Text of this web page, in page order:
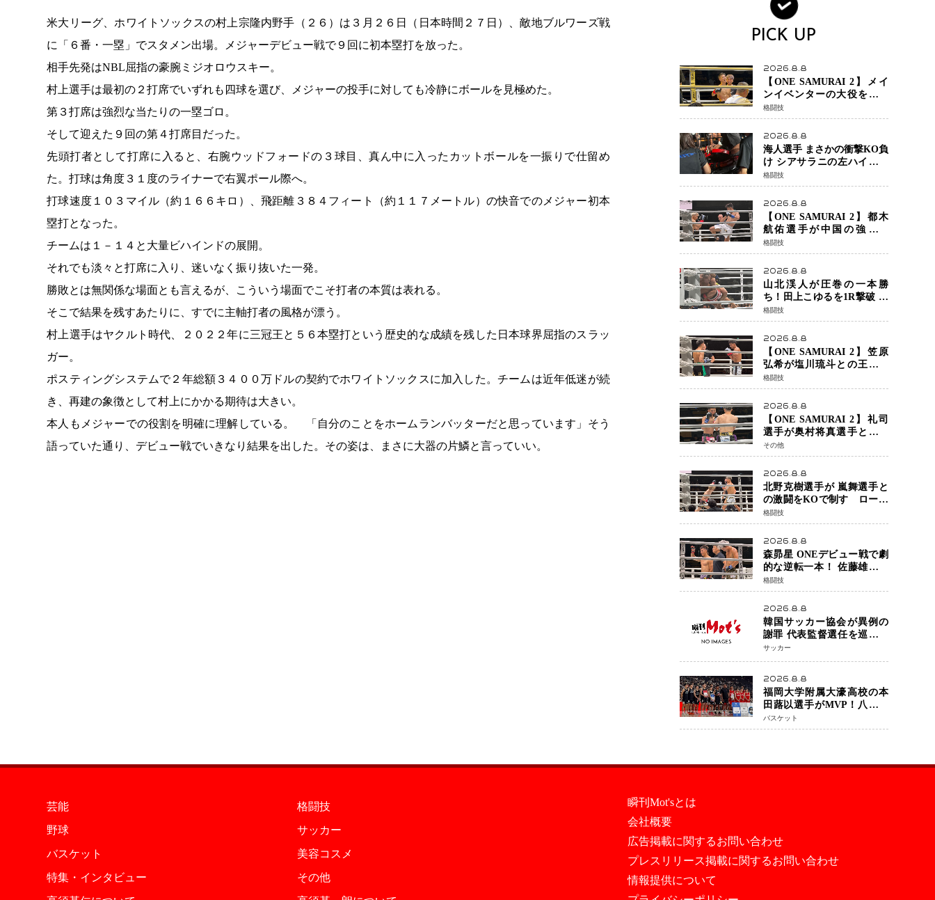
米大リーグ、ホワイトソックスの村上宗隆内野手（２６）は３月２６日（日本時間２７日）、敵地ブルワーズ戦
に「６番・一塁」でスタメン出場。メジャーデビュー戦で９回に初本塁打を放った。
相手先発はNBL屈指の豪腕ミジオロウスキー。
村上選手は最初の２打席でいずれも四球を選び、メジャーの投手に対しても冷静にボールを見極めた。
第３打席は強烈な当たりの一塁ゴロ。
そして迎えた９回の第４打席目だった。
先頭打者として打席に入ると、右腕ウッドフォードの３球目、真ん中に入ったカットボールを一振りで仕留め
た。打球は角度３１度のライナーで右翼ポール際へ。
打球速度１０３マイル（約１６６キロ）、飛距離３８４フィート（約１１７メートル）の快音でのメジャー初本
塁打となった。
チームは１－１４と大量ビハインドの展開。
それでも淡々と打席に入り、迷いなく振り抜いた一発。
勝敗とは無関係な場面とも言えるが、こういう場面でこそ打者の本質は表れる。
そこで結果を残すあたりに、すでに主軸打者の風格が漂う。
村上選手はヤクルト時代、２０２２年に三冠王と５６本塁打という歴史的な成績を残した日本球界屈指のスラッ
ガー。
ポスティングシステムで２年総額３４００万ドルの契約でホワイトソックスに加入した。チームは近年低迷が続
き、再建の象徴として村上にかかる期待は大きい。
本人もメジャーでの役割を明確に理解している。 「自分のことをホームランバッターだと思っています」そう
語っていた通り、デビュー戦でいきなり結果を出した。その姿は、まさに大器の片鱗と言っていい。
PICK UP
2026.8.8
【ONE SAMURAI 2】メイ
ンイベンターの大役をしっ
かりやってのけた野杁正明
が衝撃のリベンジ！ リ
ウ・メンヤンを1R・2分59秒
KO、左カウンターで完全決
着
格闘技
2026.8.8
海人選手 まさかの衝撃KO負
け シアサラニの左ハイが炸
裂 リベンジ戦は一瞬で決着
格闘技
2026.8.8
【ONE SAMURAI 2】都木
航佑選手が中国の強豪ル
オ・チャオの猛攻を受けな
がらも的確な攻撃で応戦
最後まで打ち合うも判定で
チャオに軍配
格闘技
2026.8.8
山北渓人が圧巻の一本勝
ち！田上こゆるを1R撃破 ケ
ルベロスチョークで存在感
を示す
格闘技
2026.8.8
【ONE SAMURAI 2】笠原
弘希が塩川琉斗との王者対
決を制す 圧力で主導権を握
り判定勝利
格闘技
2026.8.8
【ONE SAMURAI 2】礼司
選手が奥村将真選手との接
戦を制す カウンターと正確
な打撃で判定勝利
その他
2026.8.8
北野克樹選手が 嵐舞選手と
の激闘をKOで制す ローブ
ローが相次ぐ波乱の展開…
涙の勝利「生まれてくる娘
のために750万円を使いた
い」
格闘技
2026.8.8
森昴星 ONEデビュー戦で劇
的な逆転一本！ 佐藤雄介の
強烈な打撃を耐え抜き、リ
アネイキッドチョークで勝
利
格闘技
2026.8.8
韓国サッカー協会が異例の
謝罪 代表監督選任を巡る疑
惑など相次ぐ問題「組織の
刷新」誓う
サッカー
2026.8.8
福岡大学附属大濠高校の本
田蕗以選手がMVP！八村塁
主宰「BLACK SAMURAI
SUMMIT 2026」で存在感
バスケット
芸能
格闘技
野球
サッカー
バスケット
美容コスメ
特集・インタビュー
その他
瞬刊Mot'sとは
会社概要
広告掲載に関するお問い合わせ
プレスリリース掲載に関するお問い合わせ
情報提供について